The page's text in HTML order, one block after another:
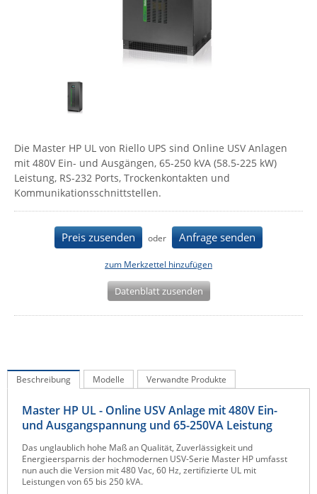
IPC, Industrielle Netzwerktechnik & WLAN
Wi-Fi - WLAN - Wireless
Contemporary Controls
Enginko - mcf88
Fokus Technologies
Gefen
Guntermann & Drunck
Icron
Kerlink
Kramer Electronics
KVM TEC
Legrand
LigoWave
Die Master HP UL von Riello UPS sind Online USV Anlagen
mit 480V Ein- und Ausgängen, 65-250 kVA (58.5-225 kW)
Leistung, RS-232 Ports, Trockenkontakten und
Kommunikationsschnittstellen.
Preis zusenden oder Anfrage senden
zum Merkzettel hinzufügen
Datenblatt zusenden
Beschreibung Modelle Verwandte Produkte
Master HP UL - Online USV Anlage mit 480V Ein-
und Ausgangspannung und 65-250VA Leistung
Das unglaublich hohe Maß an Qualität, Zuverlässigkeit und
Energieersparnis der hochmodernen USV-Serie Master HP umfasst
nun auch die Version mit 480 Vac, 60 Hz, zertifizierte UL mit
Leistungen von 65 bis 250 kVA.